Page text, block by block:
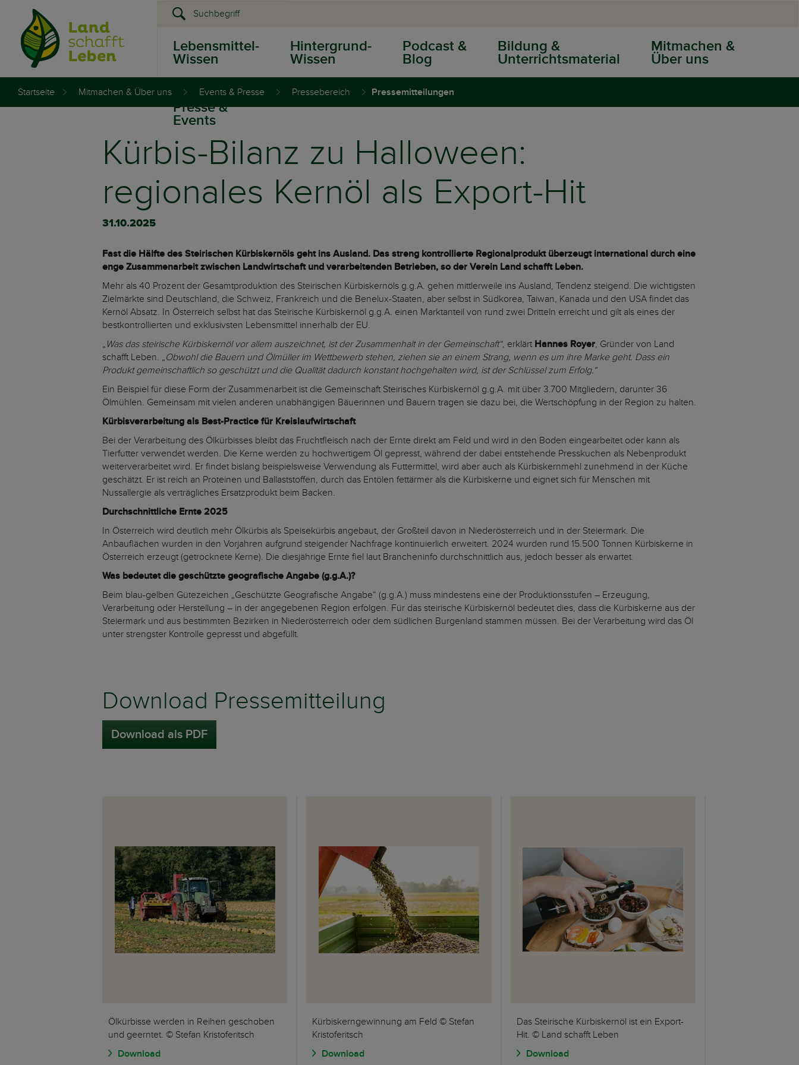
Lebensmittel-
Wissen
Hintergrund-
Wissen
Podcast &
Blog
Bildung &
Unterrichtsmaterial
Mitmachen &
Über uns
Presse &
Events
Startseite Mitmachen & Über uns Events & Presse Pressebereich Pressemitteilungen
Kürbis-Bilanz zu Halloween:
regionales Kernöl als Export-Hit
31.10.2025
Fast die Hälfte des Steirischen Kürbiskernöls geht ins Ausland. Das streng kontrollierte Regionalprodukt überzeugt international durch eine
enge Zusammenarbeit zwischen Landwirtschaft und verarbeitenden Betrieben, so der Verein Land schafft Leben.
Mehr als 40 Prozent der Gesamtproduktion des Steirischen Kürbiskernöls g.g.A. gehen mittlerweile ins Ausland, Tendenz steigend. Die wichtigsten
Zielmärkte sind Deutschland, die Schweiz, Frankreich und die Benelux-Staaten, aber selbst in Südkorea, Taiwan, Kanada und den USA findet das
Kernöl Absatz. In Österreich selbst hat das Steirische Kürbiskernöl g.g.A. einen Marktanteil von rund zwei Dritteln erreicht und gilt als eines der
bestkontrollierten und exklusivsten Lebensmittel innerhalb der EU.
„ Was das steirische Kürbiskernöl vor allem auszeichnet, ist der Zusammenhalt in der Gemeinschaft“, erklärt Hannes Royer, Gründer von Land
schafft Leben. „Obwohl die Bauern und Ölmüller im Wettbewerb stehen, ziehen sie an einem Strang, wenn es um ihre Marke geht. Dass ein
Produkt gemeinschaftlich so geschützt und die Qualität dadurch konstant hochgehalten wird, ist der Schlüssel zum Erfolg.“
Ein Beispiel für diese Form der Zusammenarbeit ist die Gemeinschaft Steirisches Kürbiskernöl g.g.A. mit über 3.700 Mitgliedern, darunter 36
Ölmühlen. Gemeinsam mit vielen anderen unabhängigen Bäuerinnen und Bauern tragen sie dazu bei, die Wertschöpfung in der Region zu halten.
Kürbisverarbeitung als Best-Practice für Kreislaufwirtschaft
Bei der Verarbeitung des Ölkürbisses bleibt das Fruchtfleisch nach der Ernte direkt am Feld und wird in den Boden eingearbeitet oder kann als
Tierfutter verwendet werden. Die Kerne werden zu hochwertigem Öl gepresst, während der dabei entstehende Presskuchen als Nebenprodukt
weiterverarbeitet wird. Er findet bislang beispielsweise Verwendung als Futtermittel, wird aber auch als Kürbiskernmehl zunehmend in der Küche
geschätzt. Er ist reich an Proteinen und Ballaststoffen, durch das Entölen fettärmer als die Kürbiskerne und eignet sich für Menschen mit
Nussallergie als verträgliches Ersatzprodukt beim Backen.
Durchschnittliche Ernte 2025
In Österreich wird deutlich mehr Ölkürbis als Speisekürbis angebaut, der Großteil davon in Niederösterreich und in der Steiermark. Die
Anbauflächen wurden in den Vorjahren aufgrund steigender Nachfrage kontinuierlich erweitert. 2024 wurden rund 15.500 Tonnen Kürbiskerne in
Österreich erzeugt (getrocknete Kerne). Die diesjährige Ernte fiel laut Brancheninfo durchschnittlich aus, jedoch besser als erwartet.
Was bedeutet die geschützte geografische Angabe (g.g.A.)?
Beim blau-gelben Gütezeichen „Geschützte Geografische Angabe“ (g.g.A.) muss mindestens eine der Produktionsstufen – Erzeugung,
Verarbeitung oder Herstellung – in der angegebenen Region erfolgen. Für das steirische Kürbiskernöl bedeutet dies, dass die Kürbiskerne aus der
Steiermark und aus bestimmten Bezirken in Niederösterreich oder dem südlichen Burgenland stammen müssen. Bei der Verarbeitung wird das Öl
unter strengster Kontrolle gepresst und abgefüllt.
Download Pressemitteilung
Download als PDF
Ölkürbisse werden in Reihen geschoben
und geerntet. © Stefan Kristoferitsch
Download
Kürbiskerngewinnung am Feld © Stefan
Kristoferitsch
Download
Das Steirische Kürbiskernöl ist ein Export-
Hit. © Land schafft Leben
Download